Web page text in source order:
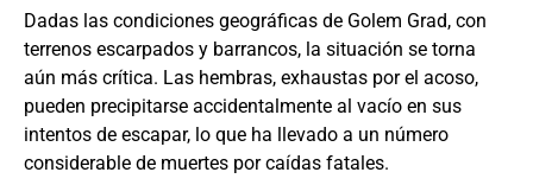
Dadas las condiciones geográficas de Golem Grad, con
terrenos escarpados y barrancos, la situación se torna
aún más crítica. Las hembras, exhaustas por el acoso,
pueden precipitarse accidentalmente al vacío en sus
intentos de escapar, lo que ha llevado a un número
considerable de muertes por caídas fatales.